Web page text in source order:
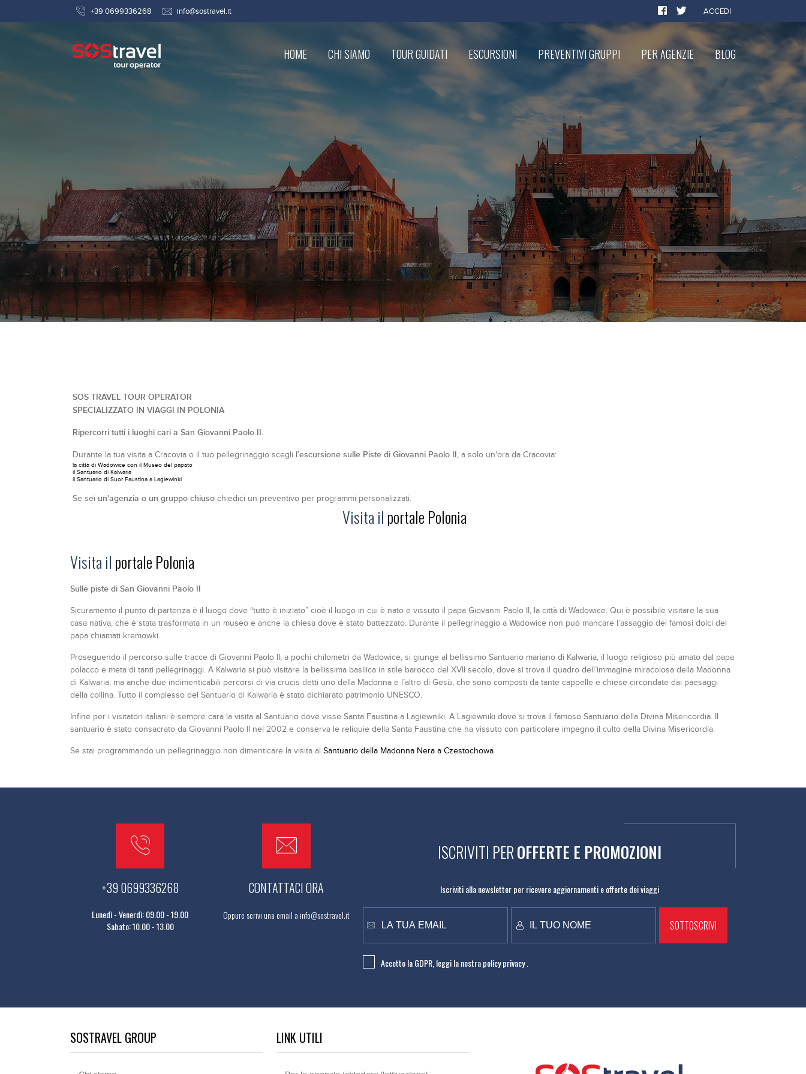
+39 0699336268 info@sostravel.it ACCEDI
HOME CHI SIAMO TOUR GUIDATI ESCURSIONI PREVENTIVI GRUPPI PER AGENZIE BLOG
SOS TRAVEL TOUR OPERATOR
SPECIALIZZATO IN VIAGGI IN POLONIA
Ripercorri tutti i luoghi cari a San Giovanni Paolo II.
Durante la tua visita a Cracovia o il tuo pellegrinaggio scegli l’escursione sulle Piste di Giovanni Paolo II, a solo un'ora da Cracovia:
la città di Wadowice con il Museo del papato
il Santuario di Kalwaria
il Santuario di Suor Faustina a Lagiewinki
Se sei un'agenzia o un gruppo chiuso chiedici un preventivo per programmi personalizzati.
Visita il portale Polonia
Visita il portale Polonia
Sulle piste di San Giovanni Paolo II
Sicuramente il punto di partenza è il luogo dove “tutto è iniziato” cioè il luogo in cui è nato e vissuto il papa Giovanni Paolo II, la città di Wadowice. Qui è possibile visitare la sua
casa nativa, che è stata trasformata in un museo e anche la chiesa dove è stato battezzato. Durante il pellegrinaggio a Wadowice non può mancare l’assaggio dei famosi dolci del
papa chiamati kremowki.
Proseguendo il percorso sulle tracce di Giovanni Paolo II, a pochi chilometri da Wadowice, si giunge al bellissimo Santuario mariano di Kalwaria, il luogo religioso più amato dal papa
polacco e meta di tanti pellegrinaggi. A Kalwaria si può visitare la bellissima basilica in stile barocco del XVII secolo, dove si trova il quadro dell’immagine miracolosa della Madonna
di Kalwaria, ma anche due indimenticabili percorsi di via crucis detti uno della Madonna e l’altro di Gesù, che sono composti da tante cappelle e chiese circondate dai paesaggi
della collina. Tutto il complesso del Santuario di Kalwaria è stato dichiarato patrimonio UNESCO.
Infine per i visitatori italiani è sempre cara la visita al Santuario dove visse Santa Faustina a Lagiewniki. A Lagiewniki dove si trova il famoso Santuario della Divina Misericordia. Il
santuario è stato consacrato da Giovanni Paolo II nel 2002 e conserva le reliquie della Santa Faustina che ha vissuto con particolare impegno il culto della Divina Misericordia.
Se stai programmando un pellegrinaggio non dimenticare la visita al Santuario della Madonna Nera a Czestochowa
+39 0699336268
Lunedì - Venerdì: 09.00 - 19.00
Sabato: 10.00 - 13.00
CONTATTACI ORA
Oppure scrivi una email a info@sostravel.it
ISCRIVITI PEROFFERTE E PROMOZIONI
Iscriviti alla newsletter per ricevere aggiornamenti e offerte dei viaggi
Accetto la GDPR, leggi la nostrapolicy privacy .
SOSTRAVEL GROUP LINK UTILI